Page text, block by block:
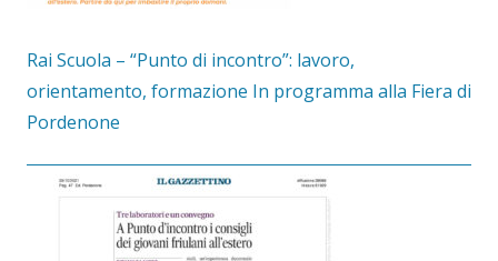
Rai Scuola – “Punto di incontro”: lavoro,
orientamento, formazione In programma alla Fiera di
Pordenone